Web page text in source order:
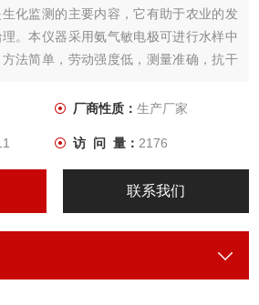
化监测的主要内容，它有助于农业的发
。本仪器采用氨气敏电极可进行水样中
法简单，劳动强度低，测量准确，抗干
氨氮的测定。厂商性质： 生产厂家
访 问 量： 2176
联系我们